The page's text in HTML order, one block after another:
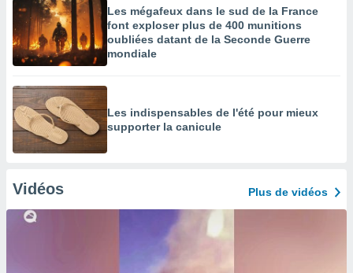
Les mégafeux dans le sud de la France
font exploser plus de 400 munitions
oubliées datant de la Seconde Guerre
mondiale
Les indispensables de l'été pour mieux
supporter la canicule
Vidéos Plus de vidéos